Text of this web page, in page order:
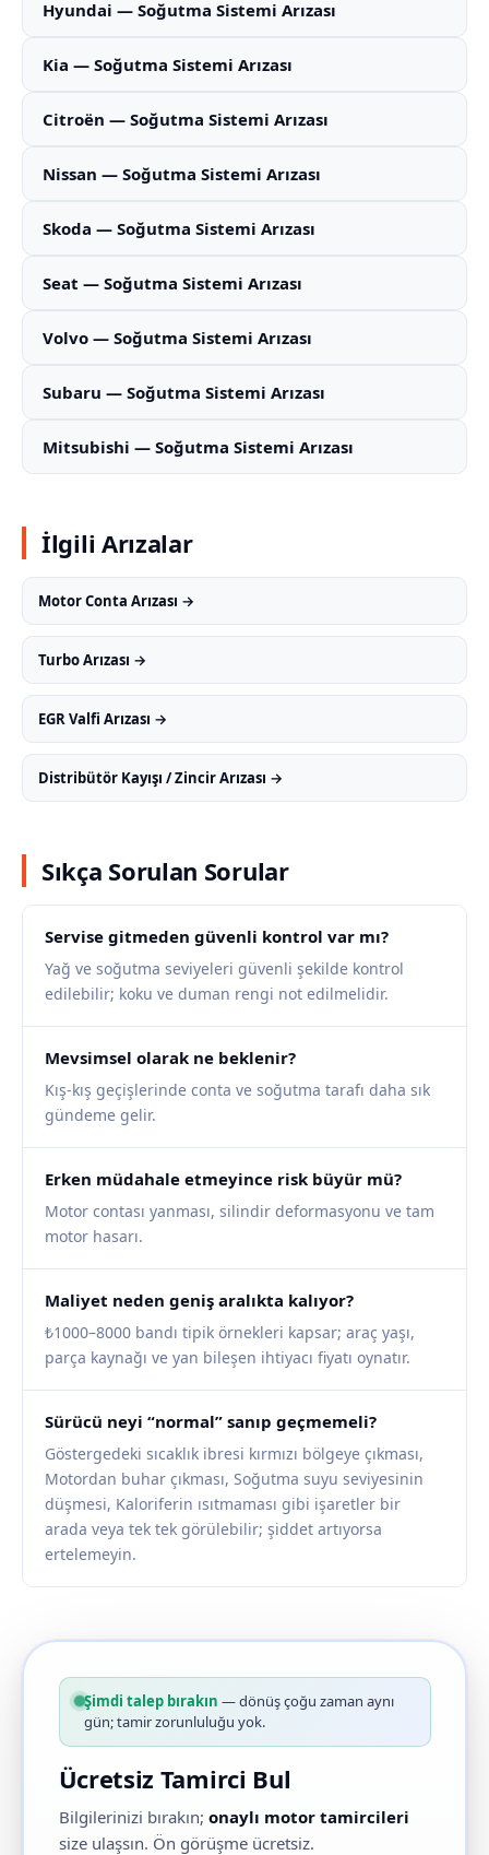
Hyundai — Soğutma Sistemi Arızası
Kia — Soğutma Sistemi Arızası
Citroën — Soğutma Sistemi Arızası
Nissan — Soğutma Sistemi Arızası
Skoda — Soğutma Sistemi Arızası
Seat — Soğutma Sistemi Arızası
Volvo — Soğutma Sistemi Arızası
Subaru — Soğutma Sistemi Arızası
Mitsubishi — Soğutma Sistemi Arızası
İlgili Arızalar
Motor Conta Arızası →
Turbo Arızası →
EGR Valfi Arızası →
Distribütör Kayışı / Zincir Arızası →
Sıkça Sorulan Sorular
Servise gitmeden güvenli kontrol var mı?
Yağ ve soğutma seviyeleri güvenli şekilde kontrol
edilebilir; koku ve duman rengi not edilmelidir.
Mevsimsel olarak ne beklenir?
Kış-kış geçişlerinde conta ve soğutma tarafı daha sık
gündeme gelir.
Erken müdahale etmeyince risk büyür mü?
Motor contası yanması, silindir deformasyonu ve tam
motor hasarı.
Maliyet neden geniş aralıkta kalıyor?
₺1000–8000 bandı tipik örnekleri kapsar; araç yaşı,
parça kaynağı ve yan bileşen ihtiyacı fiyatı oynatır.
Sürücü neyi “normal” sanıp geçmemeli?
Göstergedeki sıcaklık ibresi kırmızı bölgeye çıkması,
Motordan buhar çıkması, Soğutma suyu seviyesinin
düşmesi, Kaloriferin ısıtmaması gibi işaretler bir
arada veya tek tek görülebilir; şiddet artıyorsa
ertelemeyin.
Şimdi talep bırakın — dönüş çoğu zaman aynı
gün; tamir zorunluluğu yok.
Ücretsiz Tamirci Bul
Bilgilerinizi bırakın; onaylı motor tamircileri
size ulaşsın. Ön görüşme ücretsiz.